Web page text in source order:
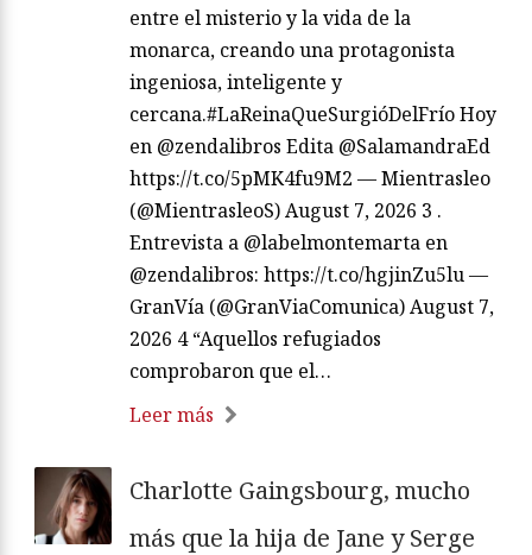
entre el misterio y la vida de la
monarca, creando una protagonista
ingeniosa, inteligente y
cercana.#LaReinaQueSurgióDelFrío Hoy
en @zendalibros Edita @SalamandraEd
https://t.co/5pMK4fu9M2 — Mientrasleo
(@MientrasleoS) August 7, 2026 3 .
Entrevista a @labelmontemarta en
@zendalibros: https://t.co/hgjinZu5lu —
GranVía (@GranViaComunica) August 7,
2026 4 “Aquellos refugiados
comprobaron que el…
Leer más
Charlotte Gaingsbourg, mucho
más que la hija de Jane y Serge